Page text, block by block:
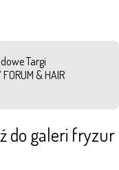
Targi
& HAIR